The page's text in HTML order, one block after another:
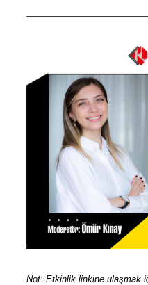
Not: Etkinlik linkine ulaşmak